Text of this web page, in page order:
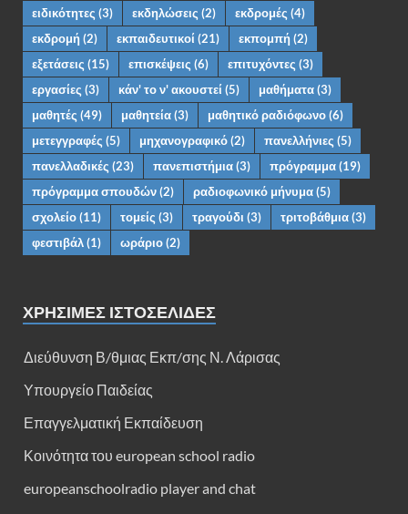
ειδικότητες (3) εκδηλώσεις (2) εκδρομές (4)
εκδρομή(2) εκπαιδευτικοί (21) εκπομπή(2)
εξετάσεις (15) επισκέψεις (6) επιτυχόντες (3)
εργασίες (3) κάν' το ν' ακουστεί (5) μαθήματα(3)
μαθητές (49) μαθητεία(3) μαθητικό ραδιόφωνο(6)
μετεγγραφές (5) μηχανογραφικό(2) πανελλήνιες (5)
πανελλαδικές (23) πανεπιστήμια(3) πρόγραμμα(19)
πρόγραμμα σπουδών(2) ραδιοφωνικό μήνυμα(5)
σχολείο(11) τομείς (3) τραγούδι (3) τριτοβάθμια(3)
φεστιβάλ(1) ωράριο(2)
ΧΡΗΣΙΜΕΣ ΙΣΤΟΣΕΛΙΔΕΣ
Διεύθυνση Β/θμιας Εκπ/σης Ν. Λάρισας
Υπουργείο Παιδείας
Επαγγελματική Εκπαίδευση
Κοινότητα του european school radio
europeanschoolradio player and chat